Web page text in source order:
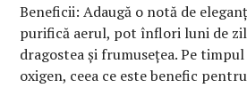
Beneficii: Adaugă o notă de
purifică aerul, pot înflori luni de
dragostea și frumusețea. Pe
oxigen, ceea ce este benefic